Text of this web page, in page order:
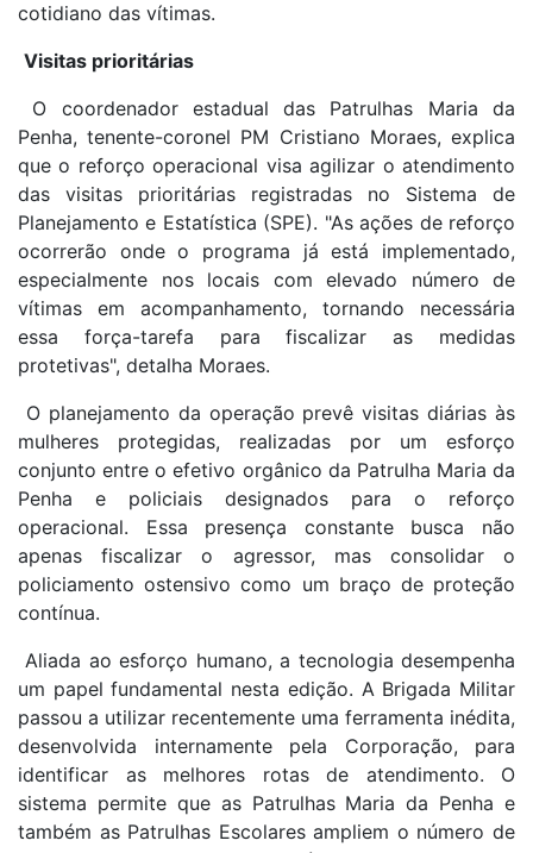
cotidiano das vítimas.
Visitas prioritárias
O coordenador estadual das Patrulhas Maria da
Penha, tenente-coronel PM Cristiano Moraes, explica
que o reforço operacional visa agilizar o atendimento
das visitas prioritárias registradas no Sistema de
Planejamento e Estatística (SPE). "As ações de reforço
ocorrerão onde o programa já está implementado,
especialmente nos locais com elevado número de
vítimas em acompanhamento, tornando necessária
essa força-tarefa para fiscalizar as medidas
protetivas", detalha Moraes.
O planejamento da operação prevê visitas diárias às
mulheres protegidas, realizadas por um esforço
conjunto entre o efetivo orgânico da Patrulha Maria da
Penha e policiais designados para o reforço
operacional. Essa presença constante busca não
apenas fiscalizar o agressor, mas consolidar o
policiamento ostensivo como um braço de proteção
contínua.
Aliada ao esforço humano, a tecnologia desempenha
um papel fundamental nesta edição. A Brigada Militar
passou a utilizar recentemente uma ferramenta inédita,
desenvolvida internamente pela Corporação, para
identificar as melhores rotas de atendimento. O
sistema permite que as Patrulhas Maria da Penha e
também as Patrulhas Escolares ampliem o número de